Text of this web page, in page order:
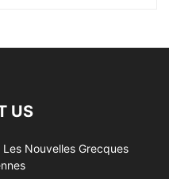
US
Nouvelles Grecques